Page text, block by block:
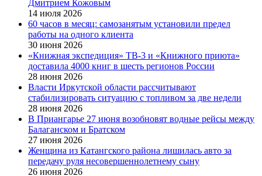
Дмитрием Кожовым
14 июля 2026
60 часов в месяц: самозанятым установили предел
работы на одного клиента
30 июня 2026
«Книжная экспедиция» ТВ-3 и «Книжного приюта»
доставила 4000 книг в шесть регионов России
28 июня 2026
Власти Иркутской области рассчитывают
стабилизировать ситуацию с топливом за две недели
28 июня 2026
В Приангарье 27 июня возобновят водные рейсы между
Балаганском и Братском
27 июня 2026
Женщина из Катангского района лишилась авто за
передачу руля несовершеннолетнему сыну
26 июня 2026